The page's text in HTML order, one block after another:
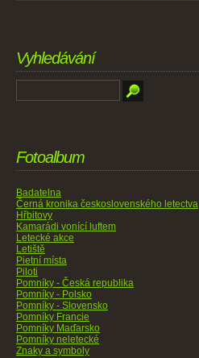
Vyhledávání
Fotoalbum
Badatelna
Černá kronika československého letectva
Hřbitovy
Kamarádi vonící luftem
Letecké akce
Letiště
Pietní místa
Piloti
Pomníky - Česká republika
Pomníky - Polsko
Pomníky - Slovensko
Pomníky Francie
Pomníky Maďarsko
Pomníky neletecké
Znaky a symboly